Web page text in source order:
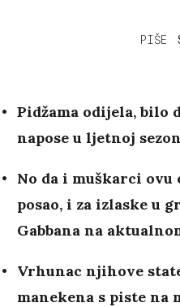
PIŠE
Pidžama odijela, bilo
napose u ljetnoj
No da i muškarci ovu
posao, i za izlaske u
Gabbana na
Vrhunac njihove
manekena s piste